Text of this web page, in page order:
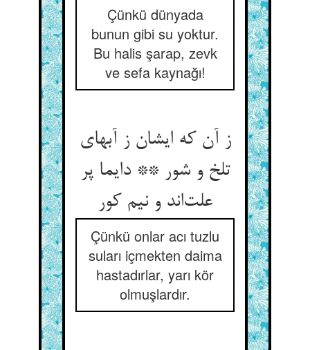
Çünkü dünyada
bunun gibi su yoktur.
Bu halis şarap, zevk
ve sefa kaynağı!
ز آن که ایشان ز آبهای
تلخ و شور ** دایما پر
علت‌‌اند و نیم کور
Çünkü onlar acı tuzlu
suları içmekten daima
hastadırlar, yarı kör
olmuşlardır.